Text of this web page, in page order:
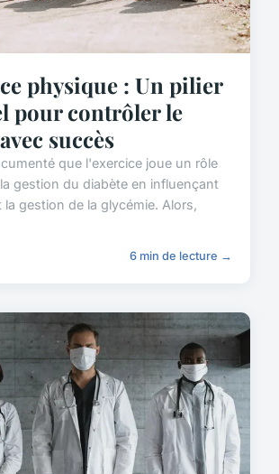
physique : Un pilier
pour contrôler le
succès
que l'exercice joue un rôle
gestion du diabète en influençant
gestion de la glycémie. Alors,
6 min de lecture →